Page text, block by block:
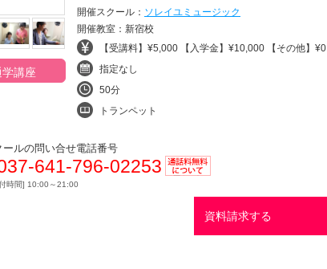
学講座
開催スクール： ソレイユミュージック
開催教室：新宿校
【受講料】¥5,000 【入学金】¥10,000 【その他】¥0
指定なし
50分
トランペット
ールの問い合せ電話番号
641-796-02253
無料
時間] 10:00～21:00
資料請求する